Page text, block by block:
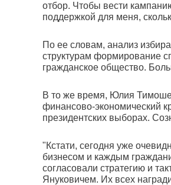
отбор. Чтобы вести
поддержкой для меня,
По ее словам, анализ
структурам формирование
гражданское общество.
В то же время, Юлия
финансово-экономический
президентских выборах.
"Кстати, сегодня уже
бизнесом и каждым
согласовали стратегию и
Януковичем. Их всех